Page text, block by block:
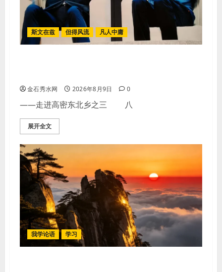
斯文在兹 但得风流 凡人中庸
金石秀水网 2026年8月9日 0
——走进高密东北乡之三 八
展开全文
我学论语 学习